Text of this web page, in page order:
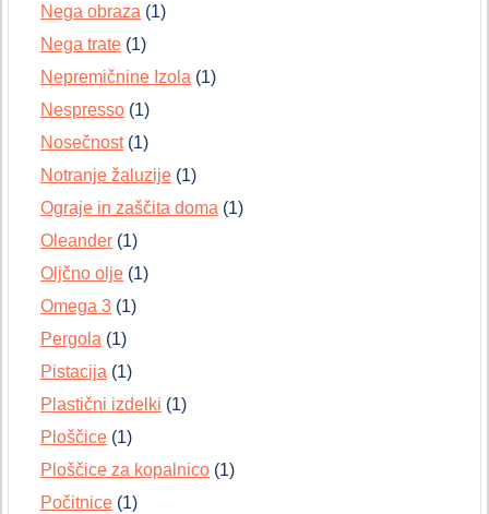
Nega obraza (1)
Nega trate (1)
Nepremičnine Izola (1)
Nespresso (1)
Nosečnost(1)
Notranje žaluzije (1)
Ograje in zaščita doma (1)
Oleander (1)
Oljčno olje (1)
Omega 3 (1)
Pergola (1)
Pistacija (1)
Plastični izdelki (1)
Ploščice (1)
Ploščice za kopalnico (1)
Počitnice (1)